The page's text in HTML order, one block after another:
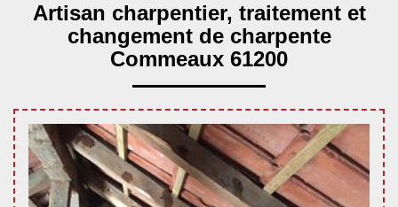
Artisan charpentier, traitement et
changement de charpente
Commeaux 61200